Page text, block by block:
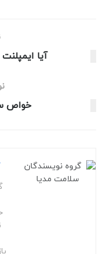
آیا
خواص